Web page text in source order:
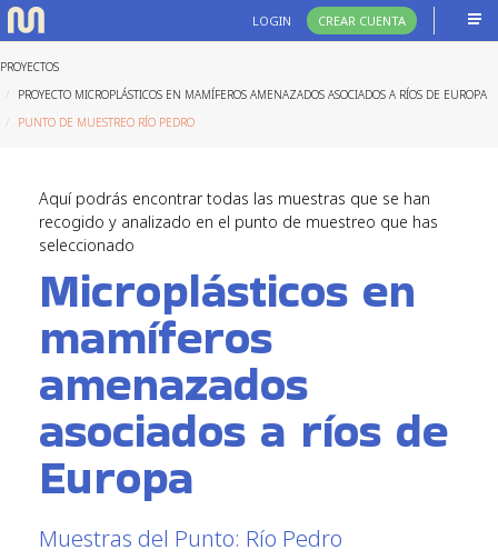
LOGIN CREAR CUENTA
PROYECTOS
PROYECTO MICROPLÁSTICOS EN MAMÍFEROS AMENAZADOS ASOCIADOS A RÍOS DE EUROPA
PUNTO DE MUESTREO RÍO PEDRO
Aquí podrás encontrar todas las muestras que se han
recogido y analizado en el punto de muestreo que has
seleccionado
Microplásticos en
mamíferos
amenazados
asociados a ríos de
Europa
Muestras del Punto: Río Pedro